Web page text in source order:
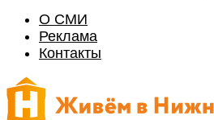
О СМИ
Реклама
Контакты